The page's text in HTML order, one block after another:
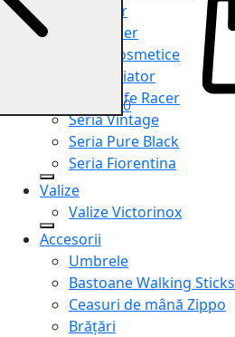
Shopper
Organiser
Truse cosmetice
Seria Aviator
Seria Cafe Racer
Seria Vintage
Seria Pure Black
Seria Fiorentina
Valize
Valize Victorinox
Accesorii
Umbrele
Bastoane Walking Sticks
Ceasuri de mână Zippo
Brățări
0